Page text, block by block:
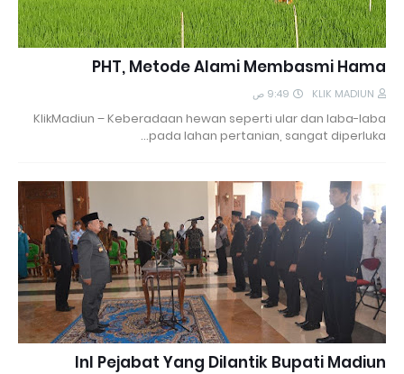
PHT, Metode Alami Membasmi Hama
KLIK MADIUN 9:49 ص
KlikMadiun – Keberadaan hewan seperti ular dan laba-laba
pada lahan pertanian, sangat diperluka…
InI Pejabat Yang Dilantik Bupati Madiun